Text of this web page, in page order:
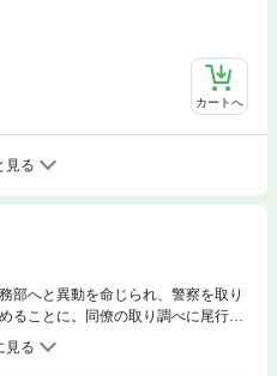
カートへ
見る
部へと異動を命じられ、警察を取り
ることに。同僚の取り調べに尾行捜
うばかり。一方、段野竜哉は下部の
化し、営々と築き上げた極道として